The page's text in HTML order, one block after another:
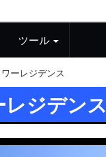
ツール
ーレジデンス
レジデンス